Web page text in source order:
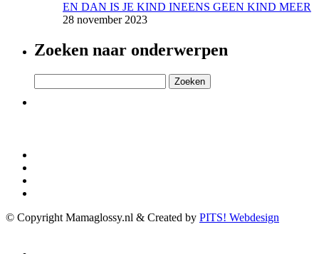
EN DAN IS JE KIND INEENS GEEN KIND MEER
28 november 2023
Zoeken naar onderwerpen
naar:
© Copyright Mamaglossy.nl & Created by PITS! Webdesign